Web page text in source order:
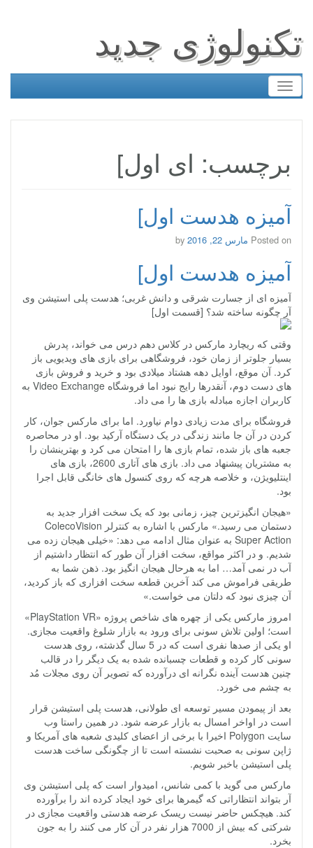
تکنولوژی جدید
Toggle
navigation
برچسب: ای اول]
آمیزه هدست اول]
Posted on مارس 22, 2016
آمیزه هدست اول]
آمیزه ای از جسارت شرقی و دانش غربی؛ هدست پلی استیشن وی
آر چگونه ساخته شد؟ [قسمت اول]
وقتی که ریچارد مارکس در کلاس دهم درس می خواند، پدرش
بسیار جلوتر از زمان خود، فروشگاهی برای بازی های ویدیویی باز
کرد. آن موقع، اوایل دهه هشتاد میلادی بود و خرید و فروش بازی
های دست دوم، آنقدرها رایج نبود اما فروشگاه Video Exchange به
کاربران اجازه مبادله بازی ها را می داد.
فروشگاه برای مدت زیادی دوام نیاورد. اما برای مارکس جوان، کار
کردن در آن جا مانند زندگی در یک دستگاه آرکید بود. او در محاصره
جعبه های باز شده، تمام بازی ها را امتحان می کرد و بهترینشان را
به مشتریان پیشنهاد می داد. بازی های آتاری 2600، بازی های
اینتلیویژن، و خلاصه هرچه که روی کنسول های خانگی قابل اجرا
بود.
«هیجان انگیزترین چیز، زمانی بود که یک سخت افزار جدید به
دستمان می رسید.» مارکس با اشاره به کنترلر ColecoVision
Super Action به عنوان مثال ادامه می دهد: «خیلی هیجان زده می
شدیم. و در اکثر مواقع، سخت افزار آن طور که انتظار داشتیم از
آب در نمی آمد… اما به هرحال هیجان انگیز بود. ذهن شما به
طریقی فراموش می کند آخرین قطعه سخت افزاری که باز کردید،
آن چیزی نبود که دلتان می خواست.»
امروز مارکس یکی از چهره های شاخص پروژه «PlayStation VR»
است؛ اولین تلاش سونی برای ورود به بازار شلوغ واقعیت مجازی.
او یکی از صدها نفری است که در 5 سال گذشته، روی هدست
سونی کار کرده و قطعات چسبانده شده به یک دیگر را در قالب
چنین هدست آینده نگرانه ای درآورده که تصویر آن روی مجلات مُد
به چشم می خورد.
بعد از پیمودن مسیر توسعه ای طولانی، هدست پلی استیشن قرار
است در اواخر امسال به بازار عرضه شود. در همین راستا وب
سایت Polygon اخیرا با برخی از اعضای کلیدی شعبه های آمریکا و
ژاپن سونی به صحبت نشسته است تا از چگونگی ساخت هدست
پلی استیشن باخبر شویم.
مارکس می گوید با کمی شانس، امیدوار است که پلی استیشن وی
آر بتواند انتظاراتی که گیمرها برای خود ایجاد کرده اند را برآورده
کند. هیچکس حاضر نیست ریسک عرضه هدستی واقعیت مجازی در
شرکتی که بیش از 7000 هزار نفر در آن کار می کنند را به جون
بخرد.